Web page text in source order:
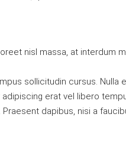
nisl massa, at interdum
sollicitudin cursus. Nulla
erat vel libero
dapibus, nisi a